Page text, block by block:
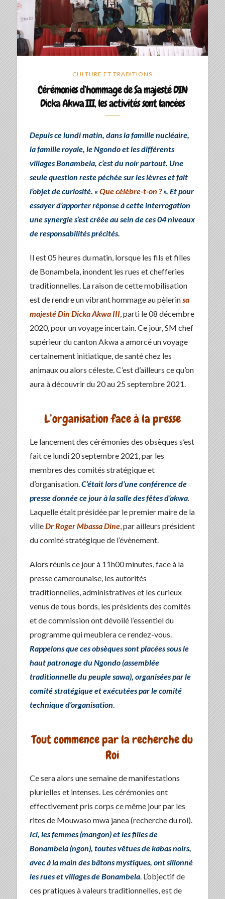
CULTURE ET TRADITIONS
Cérémonies d’hommage de Sa majesté DIN
Dicka Akwa III, les activités sont lancées
Depuis ce lundi matin, dans la famille nucléaire,
la famille royale, le Ngondo et les différents
villages Bonambela, c’est du noir partout. Une
seule question reste péchée sur les lèvres et fait
l’objet de curiosité. «Que célèbre-t-on ?». Et pour
essayer d’apporter réponse à cette interrogation
une synergie s’est créée au sein de ces 04 niveaux
de responsabilités précités.
Il est 05 heures du matin, lorsque les fils et filles
de Bonambela, inondent les rues et chefferies
traditionnelles. La raison de cette mobilisation
est de rendre un vibrant hommage au pèlerinsa
majesté Din Dicka Akwa III, parti le 08 décembre
2020, pour un voyage incertain. Ce jour, SM chef
supérieur du canton Akwa a amorcé un voyage
certainement initiatique, de santé chez les
animaux ou alors céleste. C’est d’ailleurs ce qu’on
aura à découvrir du 20 au 25 septembre 2021.
L’organisation face à la presse
Le lancement des cérémonies des obsèques s’est
fait ce lundi 20 septembre 2021, par les
membres des comités stratégique et
d’organisation.C’était lors d’une conférence de
presse donnée ce jour à la salle des fêtes d’akwa.
Laquelle était présidée par le premier maire de la
villeDr Roger Mbassa Dine, par ailleurs président
du comité stratégique de l’évènement.
Alors réunis ce jour à 11h00 minutes, face à la
presse camerounaise, les autorités
traditionnelles, administratives et les curieux
venus de tous bords, les présidents des comités
et de commission ont dévoilé l’essentiel du
programme qui meublera ce rendez-vous.
Rappelons que ces obsèques sont placées sous le
haut patronage du Ngondo (assemblée
traditionnelle du peuple sawa), organisées par le
comité stratégique et exécutées par le comité
technique d’organisation.
Tout commence par la recherche du
Roi
Ce sera alors une semaine de manifestations
plurielles et intenses. Les cérémonies ont
effectivement pris corps ce même jour par les
rites de Mouwaso mwa janea (recherche du roi).
Ici, les femmes (mangon) et les filles de
Bonambela (ngon), toutes vêtues de kabas noirs,
avec à la main des bâtons mystiques, ont sillonné
les rues et villages de Bonambela. L’objectif de
ces pratiques à valeurs traditionnelles, est de